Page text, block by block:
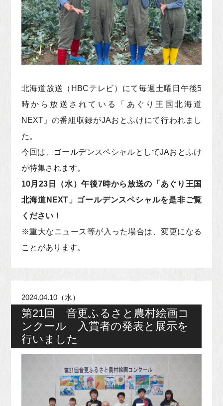
北海道放送（HBCテレビ）にて毎週土曜日午後5
時から放送されている「あぐり王国北海道
NEXT」の番組収録がJAおとふけにて行われまし
た。
今回は、ゴールデンスペシャルとしてJAおとふけ
が特集されます。
10月23日（水）午後7時から放送の「あぐり王国
北海道NEXT」ゴールデンスペシャルを是非ご覧
ください！
※重大なニュース等が入った場合は、変更になる
ことがあります。
2024.04.10（水）
第21回 音更ふるさと農村絵画コ
ンクール 入賞者の発表と展示を
行いました